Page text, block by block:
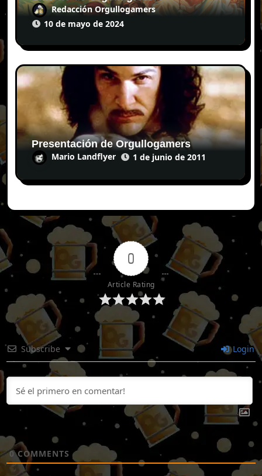
Redacción Orgullogamers
10 de mayo de 2024
Presentación de Orgullogamers
Mario Landflyer 1 de junio de 2011
0
Article Rating
Subscribe Login
0COMMENTS